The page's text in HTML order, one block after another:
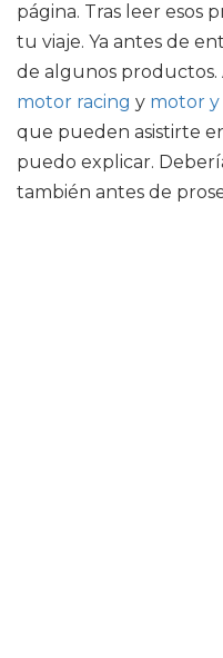
página. Tras leer esos
tu viaje. Ya antes de
de algunos productos.
motor racing y motor y
que pueden asistirte
puedo explicar.
también antes de